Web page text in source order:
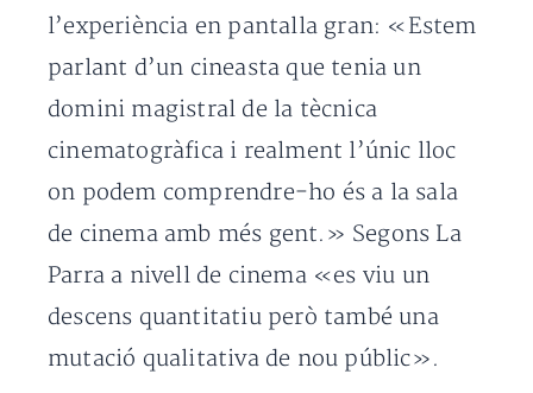
l’experiència en pantalla gran: «Estem
parlant d’un cineasta que tenia un
domini magistral de la tècnica
cinematogràfica i realment l’únic lloc
on podem comprendre-ho és a la sala
de cinema amb més gent.» Segons La
Parra a nivell de cinema «es viu un
descens quantitatiu però també una
mutació qualitativa de nou públic».